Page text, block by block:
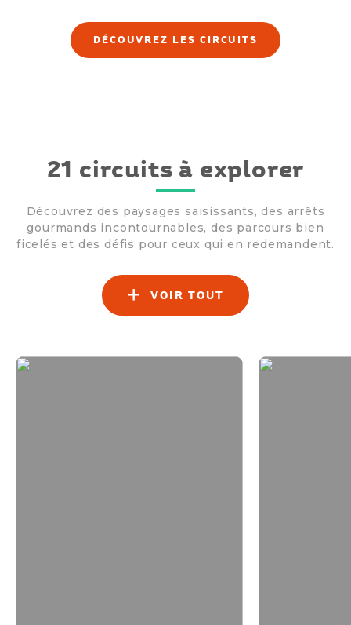
DÉCOUVREZ LES CIRCUITS
21 circuits à explorer
Découvrez des paysages saisissants, des arrêts
gourmands incontournables, des parcours bien
ficelés et des défis pour ceux qui en redemandent.
VOIR TOUT